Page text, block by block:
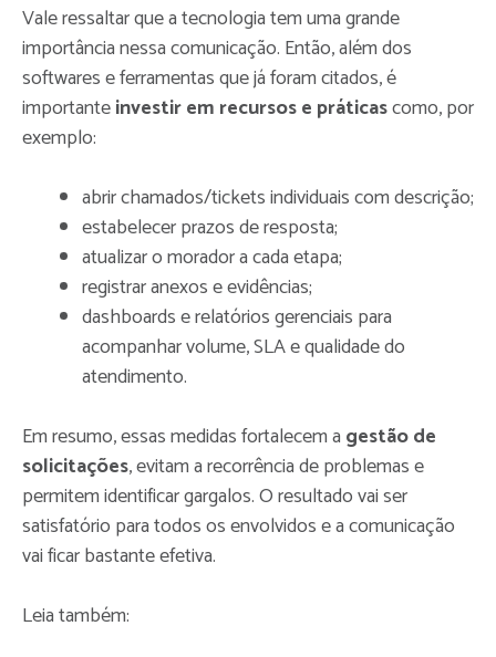
Vale ressaltar que a tecnologia tem uma grande
importância nessa comunicação. Então, além dos
softwares e ferramentas que já foram citados, é
importanteinvestir em recursos e práticascomo, por
exemplo:
abrir chamados/tickets individuais com descrição;
estabelecer prazos de resposta;
atualizar o morador a cada etapa;
registrar anexos e evidências;
dashboards e relatórios gerenciais para
acompanhar volume, SLA e qualidade do
atendimento.
Em resumo, essas medidas fortalecem a gestão de
solicitações, evitam a recorrência de problemas e
permitem identificar gargalos. O resultado vai ser
satisfatório para todos os envolvidos e a comunicação
vai ficar bastante efetiva.
Leia também: